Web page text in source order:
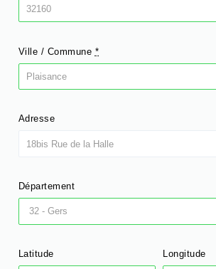
Ville / Commune *
Adresse
Département
Latitude Longitude